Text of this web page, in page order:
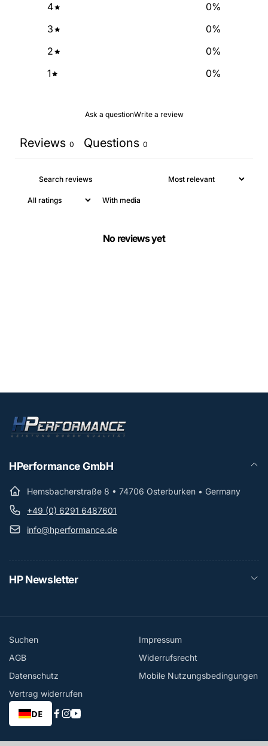
4
0%
3
0%
2
0%
1
0%
Ask a questionWrite a review
Reviews 0 Questions 0
With media
No reviews yet
HPerformance GmbH
Hemsbacherstraße 8 • 74706 Osterburken • Germany
+49 (0) 6291 6487601
info@hperformance.de
HP Newsletter
Suchen
Impressum
AGB
Widerrufsrecht
Datenschutz
Mobile Nutzungsbedingungen
Vertrag widerrufen
DE
Facebook
Instagram
YouTube